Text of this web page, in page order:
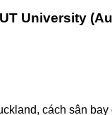
University
cách sân